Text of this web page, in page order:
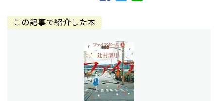
この記事で紹介した本